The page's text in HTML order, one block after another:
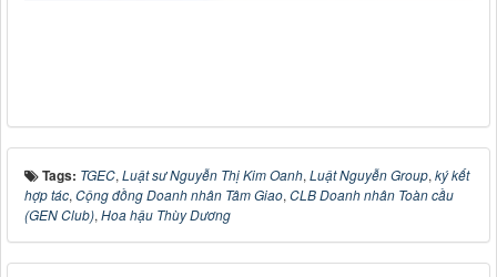
Tags: TGEC, Luật sư Nguyễn Thị Kim Oanh, Luật Nguyễn Group, ký kết
hợp tác, Cộng đồng Doanh nhân Tâm Giao, CLB Doanh nhân Toàn cầu
(GEN Club), Hoa hậu Thùy Dương